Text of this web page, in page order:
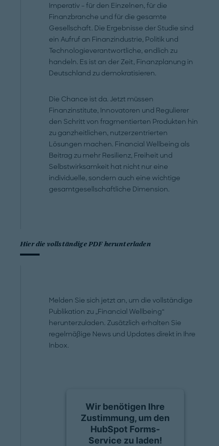
Imperativ – für den Einzelnen, für die
Finanzbranche und für die gesamte
Gesellschaft. Die Ergebnisse der Studie sind
ein Aufruf an Finanzindustrie, Politik und
Technologieverantwortliche, endlich zu
handeln. Es ist an der Zeit, Finanzplanung in
Deutschland zu demokratisieren.
Die Chance ist da. Jetzt müssen
Finanzinstitute, Innovatoren und Regulierer
den Schritt von fragmentierten Produkten hin
zu ganzheitlichen, nutzerzentrierten
Lösungen machen. Financial Wellbeing als
Beitrag zu mehr Resilienz, Freiheit und
Selbstwirksamkeit hat nicht nur eine
individuelle, sondern auch eine wichtige
gesamtgesellschaftliche Dimension.
Hier die vollständige PDF herunterladen
Melden Sie sich jetzt an, um die vollständige
Publikation zu „Financial Wellbeing“
herunterzuladen. Zusätzlich erhalten Sie
regelmäßige News und Updates direkt in Ihre
Inbox.
Wir benötigen Ihre
Zustimmung, um den
HubSpot Forms-
Service zu laden!